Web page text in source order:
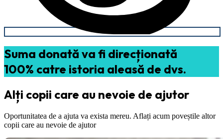
Suma donată va fi direcționată
100% catre istoria aleasă de dvs.
Alți copii care au nevoie de ajutor
Oportunitatea de a ajuta va exista mereu. Aflați acum poveștile altor
copii care au nevoie de ajutor